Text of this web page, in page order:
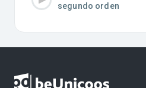
segundo orden